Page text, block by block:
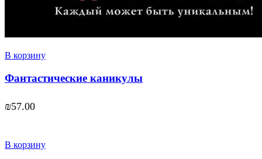
В корзину
Фантастические каникулы
₪57.00
В корзину